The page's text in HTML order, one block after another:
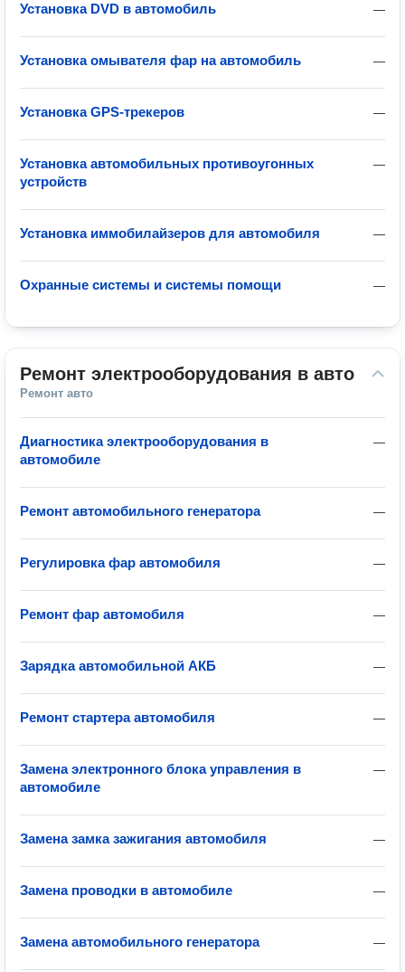
—
Установка DVD в автомобиль
—
Установка омывателя фар на автомобиль
—
Установка GPS-трекеров
—
Установка автомобильных противоугонных
устройств
—
Установка иммобилайзеров для автомобиля
—
Охранные системы и системы помощи
Ремонт электрооборудования в авто
Ремонт авто
—
Диагностика электрооборудования в
автомобиле
—
Ремонт автомобильного генератора
—
Регулировка фар автомобиля
—
Ремонт фар автомобиля
—
Зарядка автомобильной АКБ
—
Ремонт стартера автомобиля
—
Замена электронного блока управления в
автомобиле
—
Замена замка зажигания автомобиля
—
Замена проводки в автомобиле
—
Замена автомобильного генератора